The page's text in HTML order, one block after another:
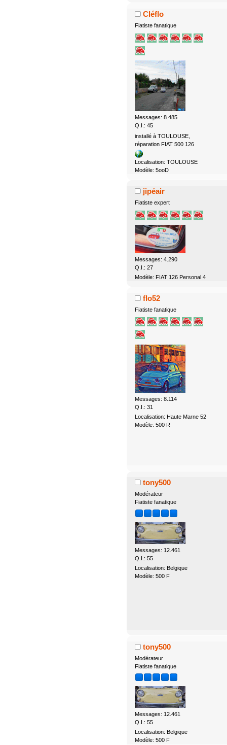
Cléflo
Fiatiste fanatique
Messages: 8.485
Q.I.: 45
installé à TOULOUSE,
réparation FIAT 500 126
Localisation: TOULOUSE
Modèle: 5ooD
jipéair
Fiatiste expert
Messages: 4.290
Q.I.: 27
Modèle: FIAT 126 Personal 4
flo52
Fiatiste fanatique
Messages: 8.114
Q.I.: 31
Localisation: Haute Marne 52
Modèle: 500 R
tony500
Modérateur
Fiatiste fanatique
Messages: 12.461
Q.I.: 55
Localisation: Belgique
Modèle: 500 F
tony500
Modérateur
Fiatiste fanatique
Messages: 12.461
Q.I.: 55
Localisation: Belgique
Modèle: 500 F